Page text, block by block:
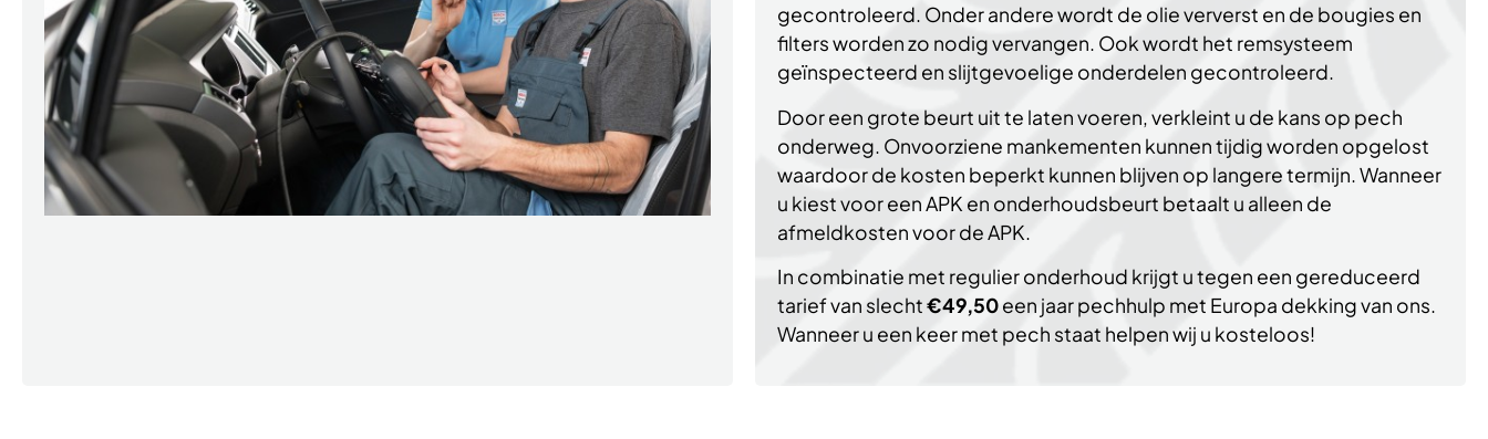
gecontroleerd. Onder andere wordt de olie ververst en de bougies en
filters worden zo nodig vervangen. Ook wordt het remsysteem
geïnspecteerd en slijtgevoelige onderdelen gecontroleerd.
Door een grote beurt uit te laten voeren, verkleint u de kans op pech
onderweg. Onvoorziene mankementen kunnen tijdig worden opgelost
waardoor de kosten beperkt kunnen blijven op langere termijn. Wanneer
u kiest voor een APK en onderhoudsbeurt betaalt u alleen de
afmeldkosten voor de APK.
In combinatie met regulier onderhoud krijgt u tegen een gereduceerd
tarief van slecht€49,50een jaar pechhulp met Europa dekking van ons.
Wanneer u een keer met pech staat helpen wij u kosteloos!